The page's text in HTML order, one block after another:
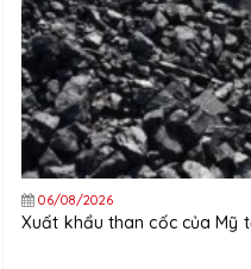
06/08/2026
Xuất khẩu than cốc của Mỹ